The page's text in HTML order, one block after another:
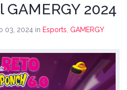
2024
03, 2024 in Esports, GAMERGY